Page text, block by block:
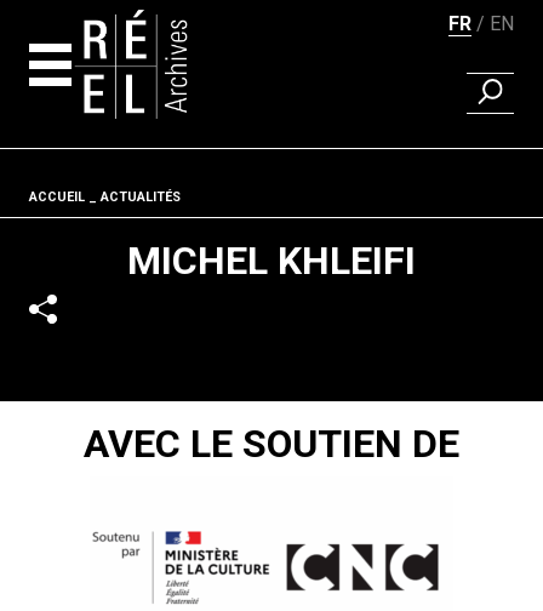
FR EN
Fil d'ariane
ACCUEIL ACTUALITÉS
MICHEL KHLEIFI
AVEC LE SOUTIEN DE